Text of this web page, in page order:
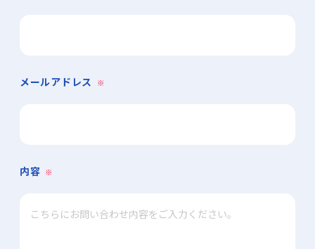
メールアドレス ※
内容 ※